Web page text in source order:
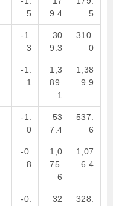
5
9.4
5
-1.
3
30
9.3
310.
0
-1.
1
1,3
89.
1
1,38
9.9
-1.
0
53
7.4
537.
6
-0.
8
1,0
75.
6
1,07
6.4
-0.
32
328.